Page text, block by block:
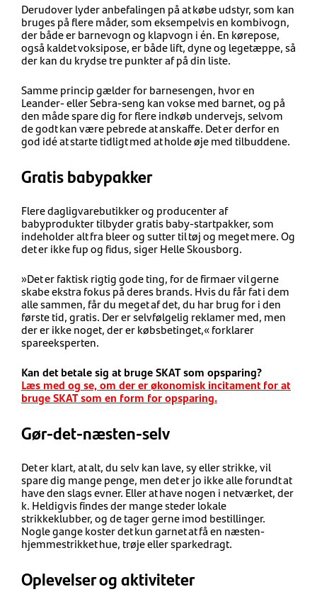
Derudover lyder anbefalingen på at købe udstyr, som kan
bruges på flere måder, som eksempelvis en kombivogn,
der både er barnevogn og klapvogn i én. En kørepose,
også kaldet voksipose, er både lift, dyne og legetæppe, så
der kan du krydse tre punkter af på din liste.
Samme princip gælder for barnesengen, hvor en
Leander- eller Sebra-seng kan vokse med barnet, og på
den måde spare dig for flere indkøb undervejs, selvom
de godt kan være pebrede at anskaffe. Det er derfor en
god idé at starte tidligt med at holde øje med tilbuddene.
Gratis babypakker
Flere dagligvarebutikker og producenter af
babyprodukter tilbyder gratis baby-startpakker, som
indeholder alt fra bleer og sutter til tøj og meget mere. Og
det er ikke fup og fidus, siger Helle Skousborg.
»Det er faktisk rigtig gode ting, for de firmaer vil gerne
skabe ekstra fokus på deres brands. Hvis du får fat i dem
alle sammen, får du meget af det, du har brug for i den
første tid, gratis. Der er selvfølgelig reklamer med, men
der er ikke noget, der er købsbetinget,« forklarer
spareeksperten.
Kan det betale sig at bruge SKAT som opsparing?
Læs med og se, om der er økonomisk incitament for at
bruge SKAT som en form for opsparing.
Gør-det-næsten-selv
Det er klart, at alt, du selv kan lave, sy eller strikke, vil
spare dig mange penge, men det er jo ikke alle forundt at
have den slags evner. Eller at have nogen i netværket, der
k. Heldigvis findes der mange steder lokale
strikkeklubber, og de tager gerne imod bestillinger.
Nogle gange koster det kun garnet at få en næsten-
hjemmestrikket hue, trøje eller sparkedragt.
Oplevelser og aktiviteter